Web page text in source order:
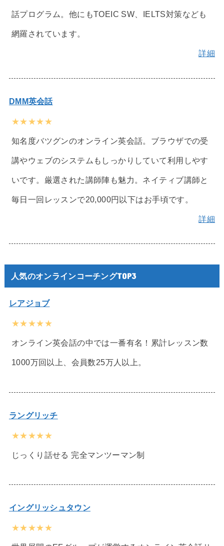
話プログラム。他にもTOEIC SW、IELTS対策なども
網羅されています。
詳細
DMM英会話
★★★★★
知名度バツグンのオンライン英会話。ブラウザでの受
講やウェブのシステムもしっかりしていて利用しやす
いです。厳選された講師陣も魅力。ネイティブ講師と
毎日一回レッスンで20,000円以下はお手頃です。
詳細
人気のオンラインコーチングTOP3
レアジョブ
★★★★★
オンライン英会話の中では一番有名！累計レッスン数
1000万回以上、会員数25万人以上。
ラングリッチ
★★★★★
じっくり話せる 完全マンツーマン制
イングリッシュタウン
★★★★★